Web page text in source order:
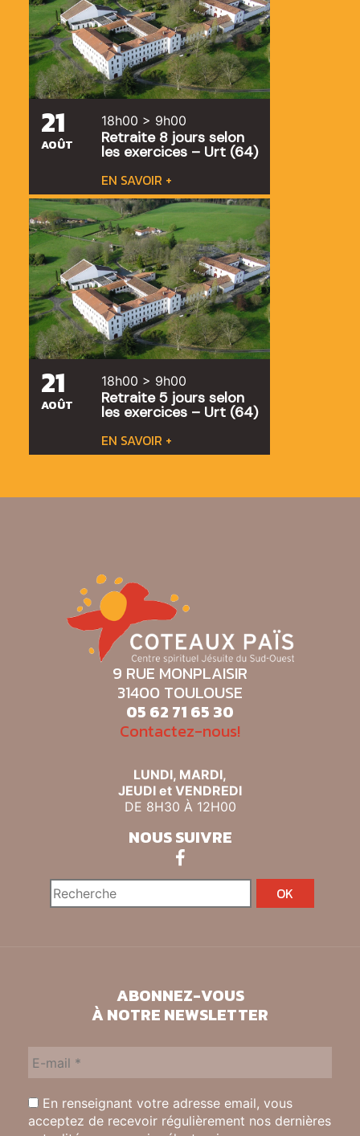
21
AOÛT
18h00 > 9h00
Retraite 8 jours selon
les exercices – Urt (64)
EN SAVOIR +
21
AOÛT
18h00 > 9h00
Retraite 5 jours selon
les exercices – Urt (64)
EN SAVOIR +
9 RUE MONPLAISIR
31400 TOULOUSE
05 62 71 65 30
Contactez-nous!
LUNDI, MARDI,
JEUDI et VENDREDI
DE 8H30 À 12H00
NOUS SUIVRE
ABONNEZ-VOUS
À NOTRE NEWSLETTER
En renseignant votre adresse email, vous
acceptez de recevoir régulièrement nos dernières